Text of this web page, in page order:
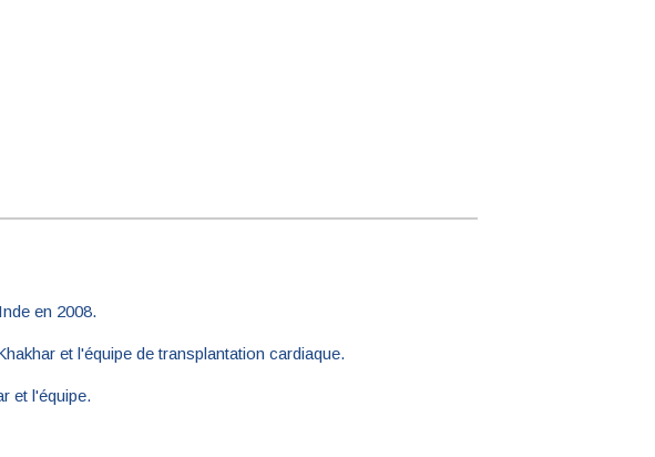
en 2008.
et l'équipe de transplantation cardiaque.
et l'équipe.